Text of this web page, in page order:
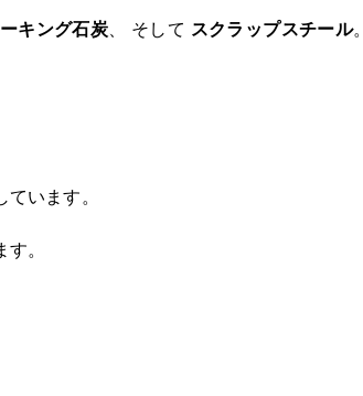
キング石炭 、 そして スクラップスチール。
います。
。